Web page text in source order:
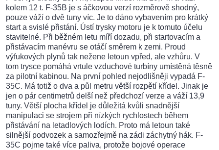
kolem 12 t. F-35B je s áčkovou verzí rozměrově shodný,
pouze váží o dvě tuny víc. Je to dáno vybavením pro krátký
start a svislé přistání. Ústí trysky motoru je k tomuto účelu
stavitelné. Při běžném letu míří dozadu, při startovacím a
přistávacím manévru se otáčí směrem k zemi. Proud
výfukových plynů tak nežene letoun vpřed, ale vzhůru. V
tom trysce pomáhá vrtule vzduchové turbíny umístěná těsně
za pilotní kabinou. Na první pohled nejodlišněji vypadá F-
35C. Má totiž o dva a půl metru větší rozpětí křídel. Jinak je
jen o pár centimetrů delší než předchozí verze a váží 13,9
tuny. Větší plocha křídel je důležitá kvůli snadnější
manipulaci se strojem při nízkých rychlostech během
přistávání na letadlových lodích. Proto má letoun také
silnější podvozek a samozřejmě na zádi záchytný hák. F-
35C pojme také více paliva, protože bojové operace